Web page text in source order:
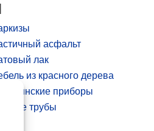
асфальт
лак
из красного дерева
приборы
трубы